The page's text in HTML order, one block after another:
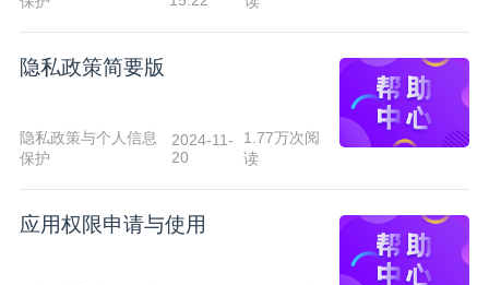
隐私政策简要版
隐私政策与个人信息
保护
2024-11-
20
1.77万次阅
读
应用权限申请与使用